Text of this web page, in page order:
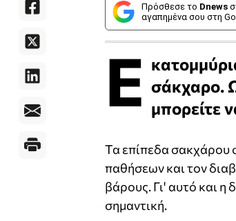
Πρόσθεσε το Dnews
αγαπημένα σου στη
Ε σάκχαρο.
μπορείτε
Τα επίπεδα σακχάρου
παθήσεων και τον
βάρους. Γι' αυτό και η
σημαντική.